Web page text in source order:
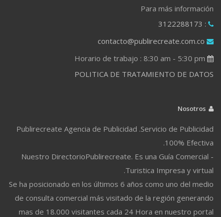
Para más información
: 3122288173
contacto@publirecreate.com.co
POLITICA DE TRATAMIENTO DE DATOS
Publirecreate Agencia de Publicidad .Servicio de Publicidad
100% Efectiva.
Nuestro DirectorioPublirecreate. Es una Guía Comercial -
Turistica Impresa y virtual.
Se ha posicionado en los últimos 6 años como uno del medio
de consulta comercial más visitado de la región generando
mas de 18.000 visitantes cada 24 Hora en nuestro portal